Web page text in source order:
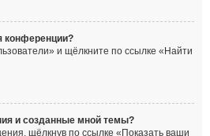
конференции?
и щёлкните по ссылке «Найти
и созданные мной темы?
щёлкнув по ссылке «Показать ваши